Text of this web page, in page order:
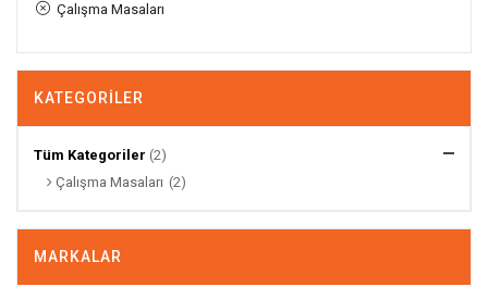
Çalışma Masaları
KATEGORILER
Tüm Kategoriler (2)
Çalışma Masaları (2)
MARKALAR